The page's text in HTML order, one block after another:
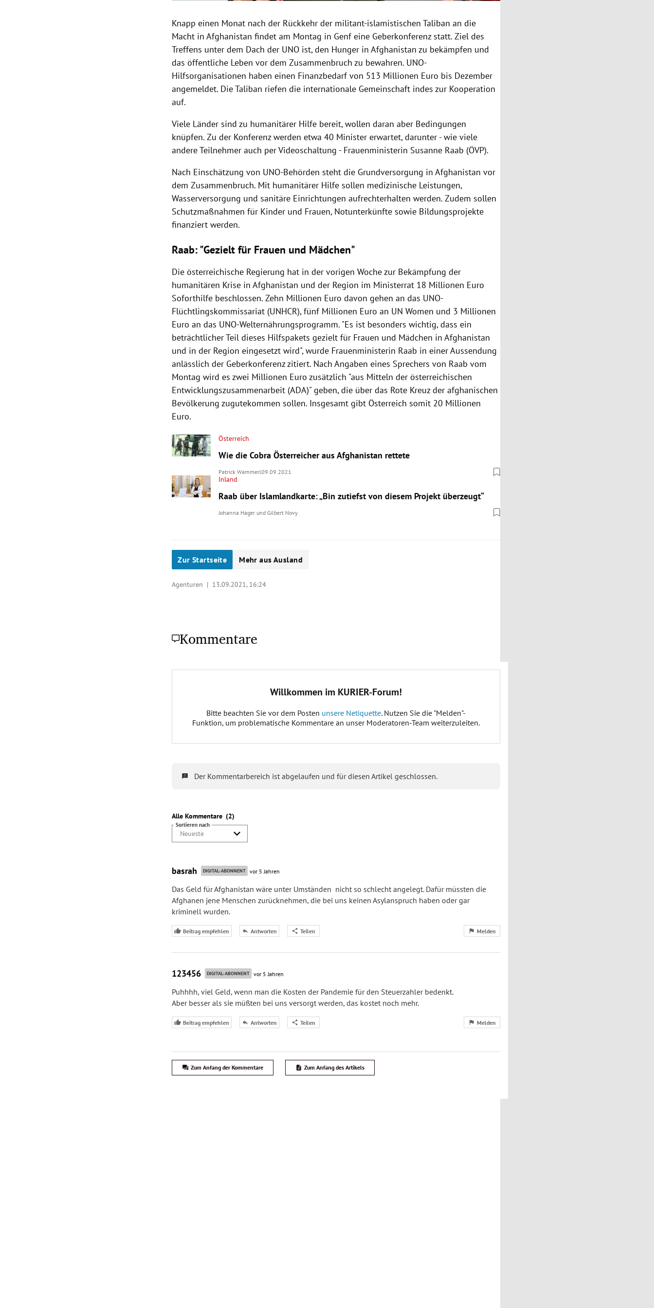
Knapp einen Monat nach der Rückkehr der militant-islamistischen Taliban an die
Macht in Afghanistan findet am Montag in Genf eine Geberkonferenz statt. Ziel des
Treffens unter dem Dach der UNO ist, den Hunger in Afghanistan zu bekämpfen und
das öffentliche Leben vor dem Zusammenbruch zu bewahren. UNO-
Hilfsorganisationen haben einen Finanzbedarf von 513 Millionen Euro bis Dezember
angemeldet. Die Taliban riefen die internationale Gemeinschaft indes zur Kooperation
auf.
Viele Länder sind zu humanitärer Hilfe bereit, wollen daran aber Bedingungen
knüpfen. Zu der Konferenz werden etwa 40 Minister erwartet, darunter - wie viele
andere Teilnehmer auch per Videoschaltung - Frauenministerin Susanne Raab (ÖVP).
Nach Einschätzung von UNO-Behörden steht die Grundversorgung in Afghanistan vor
dem Zusammenbruch. Mit humanitärer Hilfe sollen medizinische Leistungen,
Wasserversorgung und sanitäre Einrichtungen aufrechterhalten werden. Zudem sollen
Schutzmaßnahmen für Kinder und Frauen, Notunterkünfte sowie Bildungsprojekte
finanziert werden.
Raab: "Gezielt für Frauen und Mädchen"
Die österreichische Regierung hat in der vorigen Woche zur Bekämpfung der
humanitären Krise in Afghanistan und der Region im Ministerrat 18 Millionen Euro
Soforthilfe beschlossen. Zehn Millionen Euro davon gehen an das UNO-
Flüchtlingskommissariat (UNHCR), fünf Millionen Euro an UN Women und 3 Millionen
Euro an das UNO-Welternährungsprogramm. "Es ist besonders wichtig, dass ein
beträchtlicher Teil dieses Hilfspakets gezielt für Frauen und Mädchen in Afghanistan
und in der Region eingesetzt wird", wurde Frauenministerin Raab in einer Aussendung
anlässlich der Geberkonferenz zitiert. Nach Angaben eines Sprechers von Raab vom
Montag wird es zwei Millionen Euro zusätzlich "aus Mitteln der österreichischen
Entwicklungszusammenarbeit (ADA)" geben, die über das Rote Kreuz der afghanischen
Bevölkerung zugutekommen sollen. Insgesamt gibt Österreich somit 20 Millionen
Euro.
Österreich
Wie die Cobra Österreicher aus Afghanistan rettete
Patrick Wammerl09.09.2021
Inland
Raab über Islamlandkarte: „Bin zutiefst von diesem Projekt überzeugt“
Johanna Hager undGilbert Novy
Zur Startseite Mehr aus Ausland
Agenturen | 13.09.2021, 16:24
Kommentare